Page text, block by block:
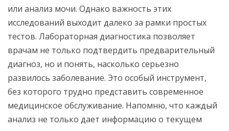
или анализ мочи. Однако важность этих
исследований выходит далеко за рамки простых
тестов. Лабораторная диагностика позволяет
врачам не только подтвердить предварительный
диагноз, но и понять, насколько серьезно
развилось заболевание. Это особый инструмент,
без которого трудно представить современное
медицинское обслуживание. Напомню, что каждый
анализ не только дает информацию о текущем